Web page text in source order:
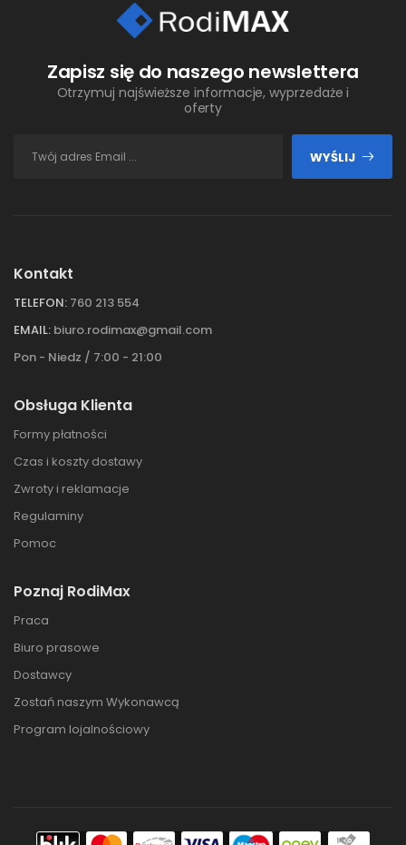
Zapisz się do naszego newslettera
Otrzymuj najświeższe informacje, wyprzedaże i
oferty
WYŚLIJ
Kontakt
TELEFON: 760 213 554
EMAIL: biuro.rodimax@gmail.com
Pon - Niedz / 7:00 - 21:00
Obsługa Klienta
Formy płatności
Czas i koszty dostawy
Zwroty i reklamacje
Regulaminy
Pomoc
Poznaj RodiMax
Praca
Biuro prasowe
Dostawcy
Zostań naszym Wykonawcą
Program lojalnościowy